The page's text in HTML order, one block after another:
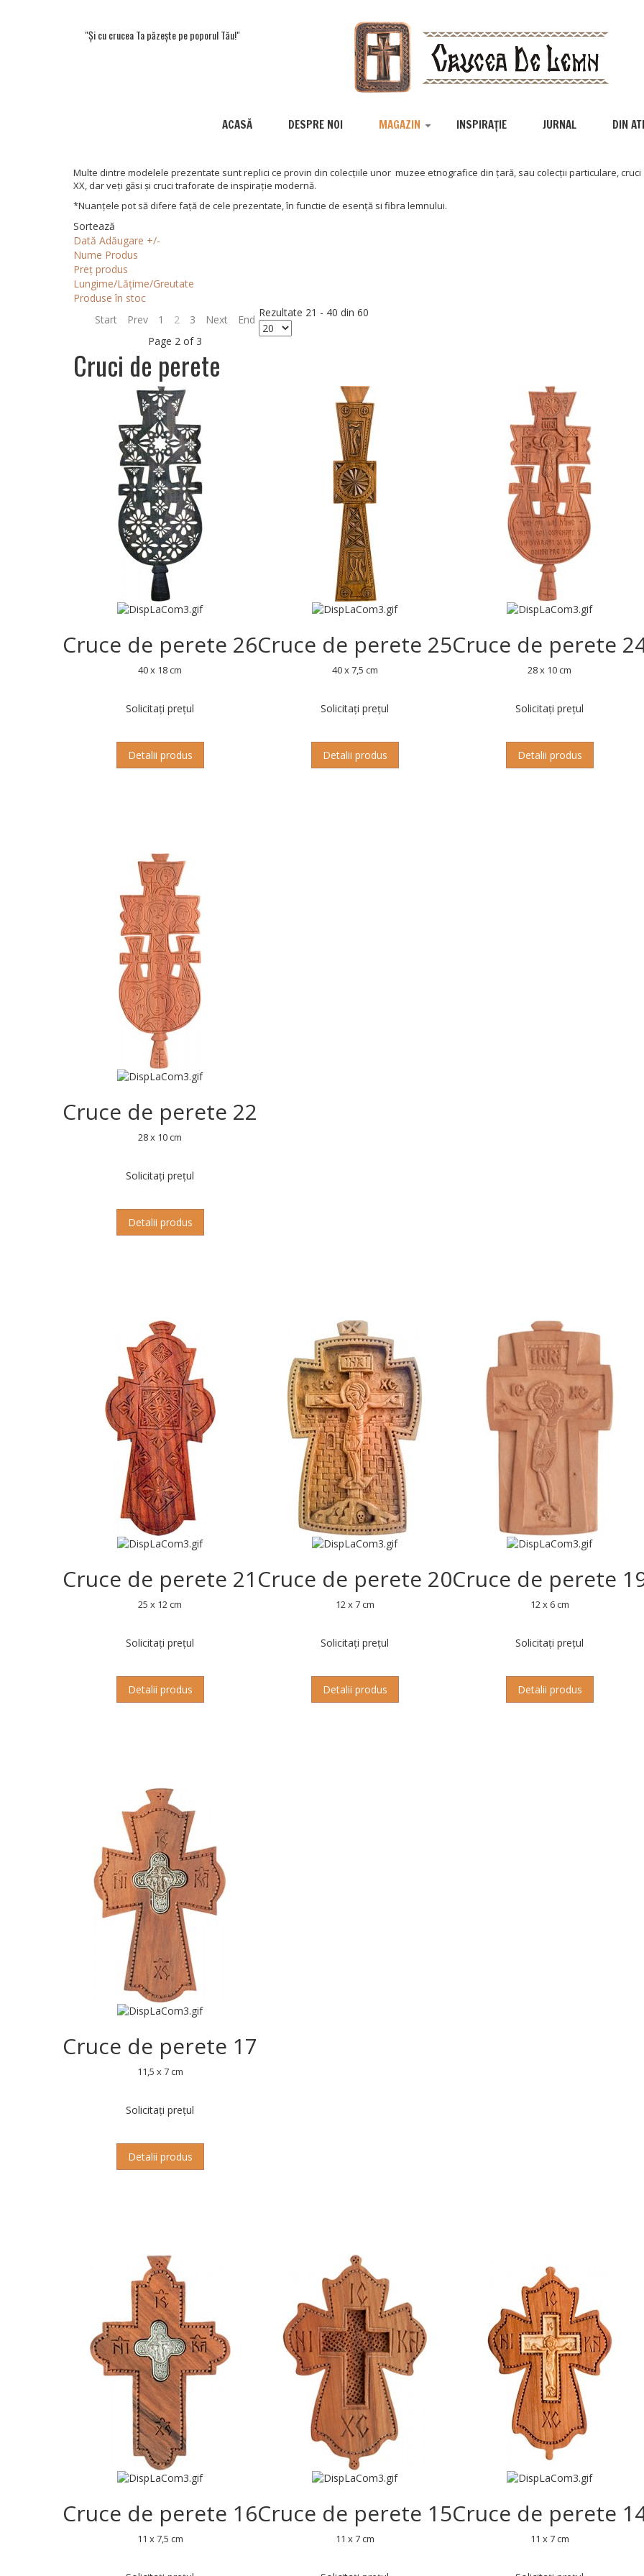
"Și cu crucea Ta păzește pe poporul Tău!"
ACASĂ DESPRE NOI MAGAZIN INSPIRAȚIE JURNAL DIN
Multe dintre modelele prezentate sunt replici ce provin din colecțiile unor muzee etnografice din țară, sau colecții particulare,
XX, dar veți găsi și cruci traforate de inspirație modernă.
*Nuanțele pot să difere față de cele prezentate, în functie de esență si fibra lemnului.
Sortează
Dată Adăugare +/-
Nume Produs
Preț produs
Lungime/Lățime/Greutate
Produse în stoc
Start
Prev 1 2 3 Next
End
Page 2 of 3
Rezultate 21 - 40 din 60
Cruci de perete
Cruce de perete 26
40 x 18 cm
Solicitați prețul
Detalii produs
Cruce de perete 25
40 x 7,5 cm
Solicitați prețul
Detalii produs
Cruce de perete
28 x 10 cm
Solicitați prețul
Detalii produs
Cruce de perete 22
28 x 10 cm
Solicitați prețul
Detalii produs
Cruce de perete 21
25 x 12 cm
Solicitați prețul
Detalii produs
Cruce de perete 20
12 x 7 cm
Solicitați prețul
Detalii produs
Cruce de perete
12 x 6 cm
Solicitați prețul
Detalii produs
Cruce de perete 17
11,5 x 7 cm
Solicitați prețul
Detalii produs
Cruce de perete 16
11 x 7,5 cm
Cruce de perete 15
11 x 7 cm
Cruce de perete
11 x 7 cm